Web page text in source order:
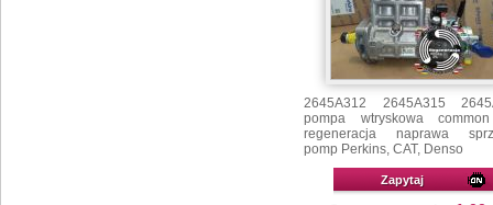
2645A312 2645A315
pompa wtryskowa
regeneracja naprawa
pomp Perkins, CAT, Denso
Zapytaj